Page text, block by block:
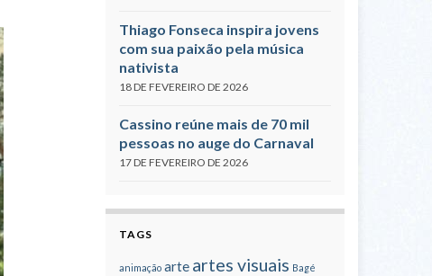
Thiago Fonseca inspira jovens
com sua paixão pela música
nativista
18 DE FEVEREIRO DE 2026
Cassino reúne mais de 70 mil
pessoas no auge do Carnaval
17 DE FEVEREIRO DE 2026
TAGS
animação arte artes visuais Bagé